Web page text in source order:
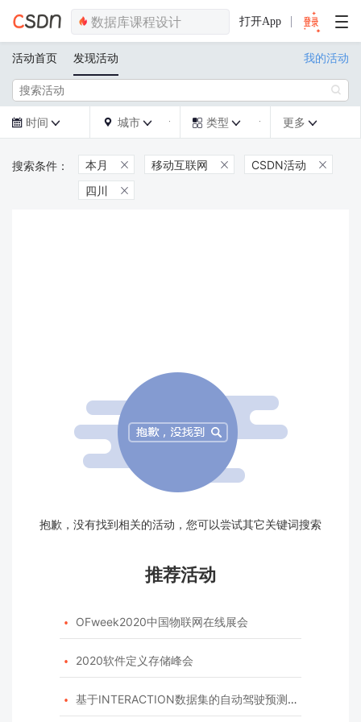
打开App
活动首页 发现活动 我的活动

 时间   城市   类型  更多 
本月  移动互联网  CSDN活动 
四川 
抱歉，没有找到相关的活动，您可以尝试其它关键词搜索
推荐活动
 OFweek2020中国物联网在线展会
 2020软件定义存储峰会
 基于INTERACTION数据集的自动驾驶预测模型挑战赛